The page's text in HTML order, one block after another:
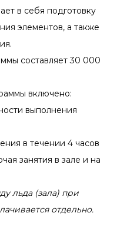
в себя подготовку
элементов, а также
составляет 30 000
включено:
выполнения
в течении 4 часов
занятия в зале и на
льда (зала) при
отдельно.